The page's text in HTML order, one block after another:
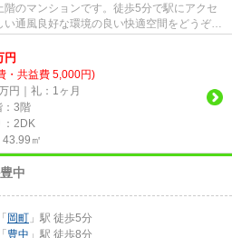
のマンションです。徒歩5分で駅にアクセ
通風良好な環境の良い快適空間をどうぞ。
円
・共益費 5,000円)
円｜礼：1ヶ月
：3階
：2DK
㎡
中
「 岡町 」駅 徒歩5分
「 豊中 」駅 徒歩8分